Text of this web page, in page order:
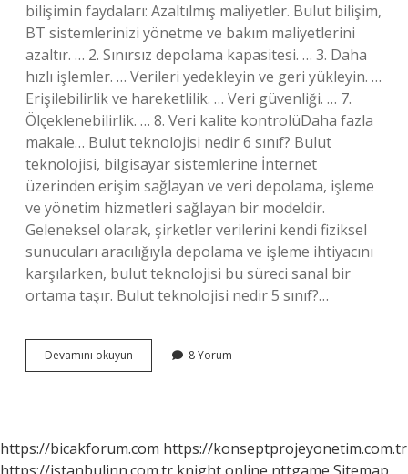
bilişimin faydaları: Azaltılmış maliyetler. Bulut bilişim,
BT sistemlerinizi yönetme ve bakım maliyetlerini
azaltır. … 2. Sınırsız depolama kapasitesi. … 3. Daha
hızlı işlemler. … Verileri yedekleyin ve geri yükleyin. …
Erişilebilirlik ve hareketlilik. … Veri güvenliği. … 7.
Ölçeklenebilirlik. … 8. Veri kalite kontrolüDaha fazla
makale… Bulut teknolojisi nedir 6 sınıf? Bulut
teknolojisi, bilgisayar sistemlerine İnternet
üzerinden erişim sağlayan ve veri depolama, işleme
ve yönetim hizmetleri sağlayan bir modeldir.
Geleneksel olarak, şirketler verilerini kendi fiziksel
sunucuları aracılığıyla depolama ve işleme ihtiyacını
karşılarken, bulut teknolojisi bu süreci sanal bir
ortama taşır. Bulut teknolojisi nedir 5 sınıf?…
Devamını okuyun
Teknolojinin
8 Yorum
https://bicakforum.com https://konseptprojeyonetim.com.tr